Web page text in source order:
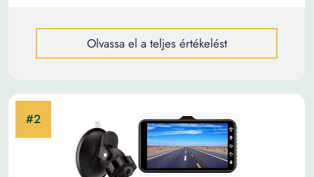
Olvassa el a teljes értékelést